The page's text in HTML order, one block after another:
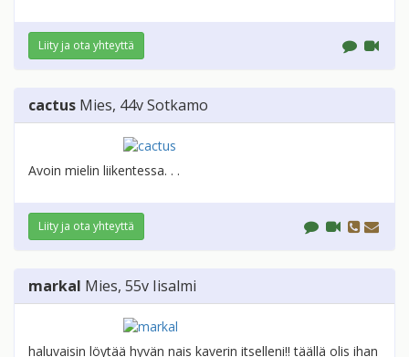
Liity ja ota yhteyttä
cactus Mies, 44vSotkamo
Avoin mielin liikentessa. . .
Liity ja ota yhteyttä
markal Mies, 55v Iisalmi
haluvaisin löytää hyvän nais kaverin itselleni!! täällä olis ihan